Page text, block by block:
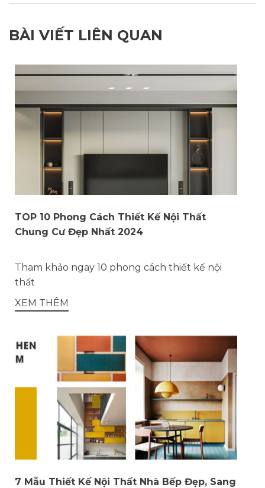
BÀI VIẾT LIÊN QUAN
TOP 10 Phong Cách Thiết Kế Nội Thất
Chung Cư Đẹp Nhất 2024
Tham khảo ngay 10 phong cách thiết kế nội
thất
XEM THÊM
7 Mẫu Thiết Kế Nội Thất Nhà Bếp Đẹp, Sang